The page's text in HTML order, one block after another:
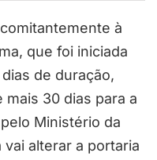
à
que foi iniciada
de duração,
30 dias para a
Ministério da
vai alterar a portaria